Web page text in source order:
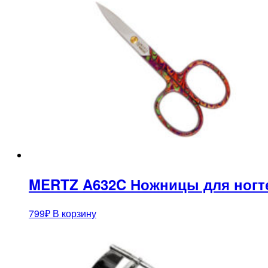
MERTZ A632C Ножницы для
799₽ В корзину